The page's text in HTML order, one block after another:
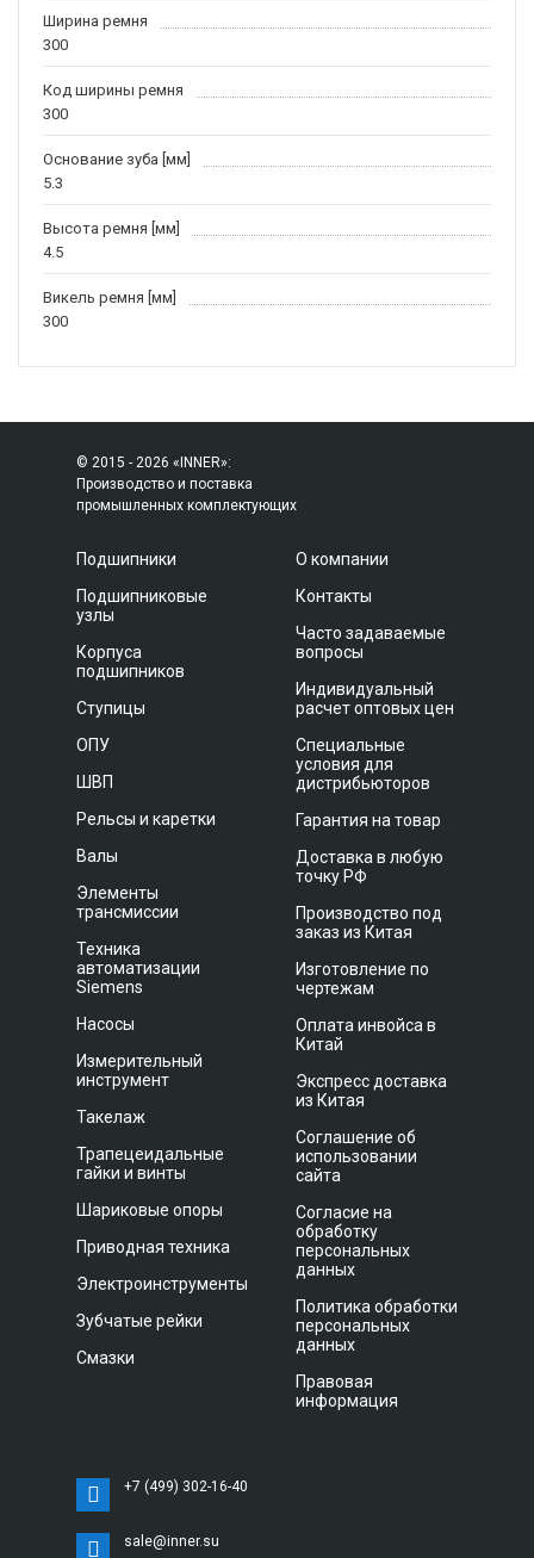
Ширина ремня
300
Код ширины ремня
300
Основание зуба [мм]
5.3
Высота ремня [мм]
4.5
Викель ремня [мм]
300
© 2015 - 2026 «INNER»:
Производство и поставка
промышленных комплектующих
Подшипники
Подшипниковые
узлы
Корпуса
подшипников
Ступицы
ОПУ
ШВП
Рельсы и каретки
Валы
Элементы
трансмиссии
Техника
автоматизации
Siemens
Насосы
Измерительный
инструмент
Такелаж
Трапецеидальные
гайки и винты
Шариковые опоры
Приводная техника
Электроинструменты
Зубчатые рейки
Смазки
О компании
Контакты
Часто задаваемые
вопросы
Индивидуальный
расчет оптовых цен
Специальные
условия для
дистрибьюторов
Гарантия на товар
Доставка в любую
точку РФ
Производство под
заказ из Китая
Изготовление по
чертежам
Оплата инвойса в
Китай
Экспресс доставка
из Китая
Соглашение об
использовании
сайта
Согласие на
обработку
персональных
данных
Политика обработки
персональных
данных
Правовая
информация
+7 (499) 302-16-40
sale@inner.su